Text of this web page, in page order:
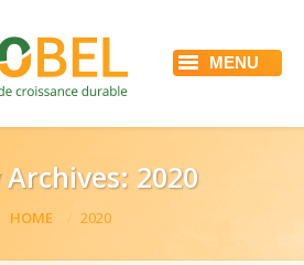
MENU
ACCUEIL
RÉFÉRENCES
ACTUALITÉS
EMPLOI
CONTACT
2020
HOME 2020